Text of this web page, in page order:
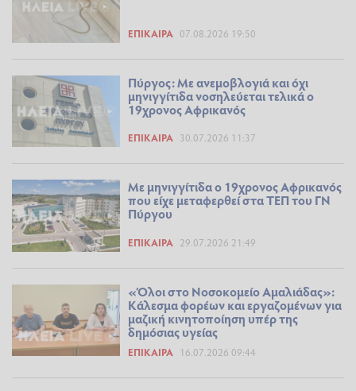
ΕΠΊΚΑΙΡΑ 07.08.2026 19:50
Πύργος: Με ανεμοβλογιά και όχι
μηνιγγίτιδα νοσηλεύεται τελικά ο
19χρονος Αφρικανός
ΕΠΊΚΑΙΡΑ 30.07.2026 11:37
Με μηνιγγίτιδα ο 19χρονος Αφρικανός
που είχε μεταφερθεί στα ΤΕΠ του ΓΝ
Πύργου
ΕΠΊΚΑΙΡΑ 29.07.2026 21:49
«Όλοι στο Νοσοκομείο Αμαλιάδας»:
Κάλεσμα φορέων και εργαζομένων για
μαζική κινητοποίηση υπέρ της
δημόσιας υγείας
ΕΠΊΚΑΙΡΑ 16.07.2026 09:44